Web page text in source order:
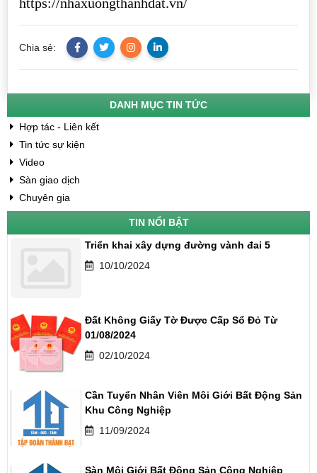
Chia sẻ:
DANH MỤC TIN TỨC
Hợp tác - Liên kết
Tin tức sự kiện
Video
Sàn giao dịch
Chuyên gia
TIN NỔI BẬT
Triển khai xây dựng đường vành đai 5
10/10/2024
Đất Không Giấy Tờ Được Cấp Sổ Đỏ Từ
01/08/2024
02/10/2024
Cần Tuyển Nhân Viên Môi Giới Bất Động Sản
Khu Công Nghiệp
11/09/2024
Sàn Môi Giới Bất Động Sản Công Nghiệp